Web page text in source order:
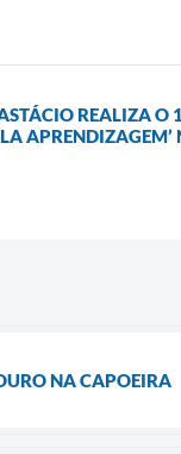
REALIZA O
APRENDIZAGEM’
NA CAPOEIRA